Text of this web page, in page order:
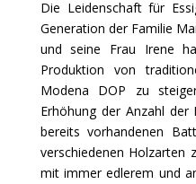
Die Leidenschaft für
Generation der Familie
und seine Frau Irene
Produktion von
Modena DOP zu
Erhöhung der Anzahl der
bereits vorhandenen
verschiedenen Holzarten
mit immer edlerem und